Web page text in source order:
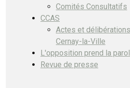
Comités Consultatifs
CCAS
Actes et
Cernay-la-Ville
L'opposition prend la
Revue de presse